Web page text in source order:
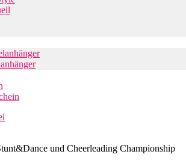
und Cheerleading Championship